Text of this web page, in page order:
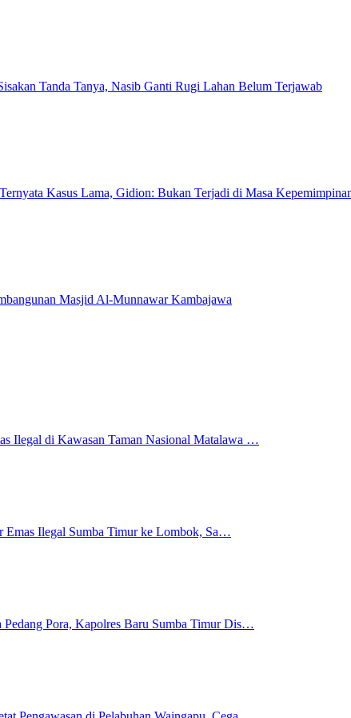
Tanda Tanya, Nasib Ganti Rugi Lahan Belum Terjawab
Kasus Lama, Gidion: Bukan Terjadi di Masa
Masjid Al-Munnawar Kambajawa
Ilegal di Kawasan Taman Nasional Matalawa …
Emas Ilegal Sumba Timur ke Lombok, Sa…
Pedang Pora, Kapolres Baru Sumba Timur Dis…